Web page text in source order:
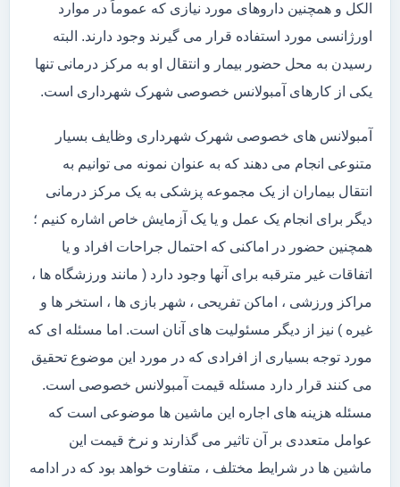
الکل و همچنین داروهای مورد نیازی که عموماً در موارد
اورژانسی مورد استفاده قرار می گیرند وجود دارند. البته
رسیدن به محل حضور بیمار و انتقال او به مرکز درمانی تنها
یکی از کارهای آمبولانس خصوصی شهرک شهرداری است.
آمبولانس های خصوصی شهرک شهرداری وظایف بسیار
متنوعی انجام می دهند که به عنوان نمونه می توانیم به
انتقال بیماران از یک مجموعه پزشکی به یک مرکز درمانی
دیگر برای انجام یک عمل و یا یک آزمایش خاص اشاره کنیم ؛
همچنین حضور در اماکنی که احتمال جراحات افراد و یا
اتفاقات غیر مترقبه برای آنها وجود دارد ( مانند ورزشگاه ها ،
مراکز ورزشی ، اماکن تفریحی ، شهر بازی ها ، استخر ها و
غیره ) نیز از دیگر مسئولیت های آنان است. اما مسئله ای که
مورد توجه بسیاری از افرادی که در مورد این موضوع تحقیق
می کنند قرار دارد مسئله قیمت آمبولانس خصوصی است.
مسئله هزینه های اجاره این ماشین ها موضوعی است که
عوامل متعددی بر آن تاثیر می گذارند و نرخ قیمت این
ماشین ها در شرایط مختلف ، متفاوت خواهد بود که در ادامه